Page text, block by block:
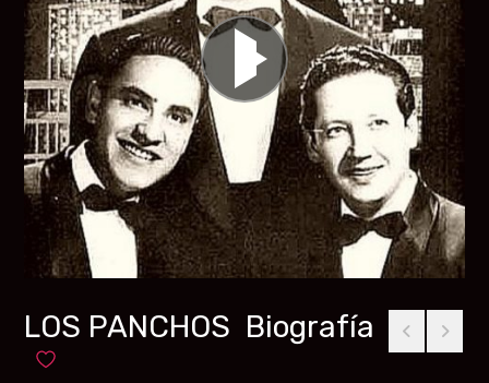
LOS PANCHOS Biografía
Añadir a favoritos